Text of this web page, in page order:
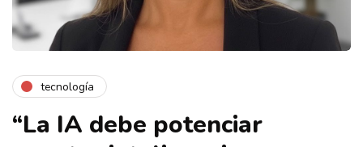
tecnología
“La IA debe potenciar